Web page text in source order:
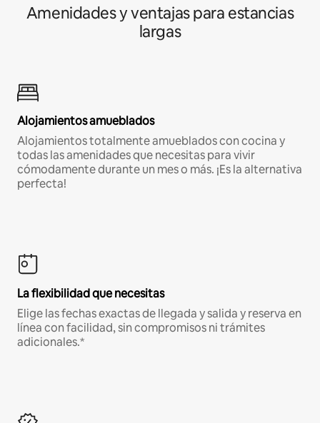
Amenidades y ventajas para estancias
largas
Alojamientos amueblados
Alojamientos totalmente amueblados con cocina y
todas las amenidades que necesitas para vivir
cómodamente durante un mes o más. ¡Es la alternativa
perfecta!
La flexibilidad que necesitas
Elige las fechas exactas de llegada y salida y reserva en
línea con facilidad, sin compromisos ni trámites
adicionales.*